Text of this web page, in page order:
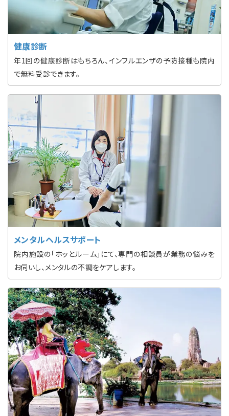
健康診断
年1回の健康診断はもちろん、インフルエンザの予防接種も院内
で無料受診できます。
メンタルヘルスサポート
院内施設の「ホッとルーム」にて、専門の相談員が業務の悩みを
お伺いし、メンタルの不調をケアします。